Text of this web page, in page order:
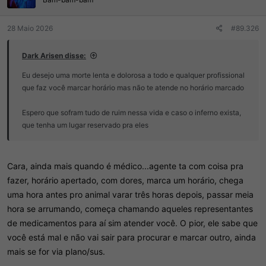
28 Maio 2026 #89.326
Dark Arisen disse:
Eu desejo uma morte lenta e dolorosa a todo e qualquer profissional
que faz você marcar horário mas não te atende no horário marcado
Espero que sofram tudo de ruim nessa vida e caso o inferno exista,
que tenha um lugar reservado pra eles
Cara, ainda mais quando é médico...agente ta com coisa pra
fazer, horário apertado, com dores, marca um horário, chega
uma hora antes pro animal varar três horas depois, passar meia
hora se arrumando, começa chamando aqueles representantes
de medicamentos para aí sim atender você. O pior, ele sabe que
você está mal e não vai sair para procurar e marcar outro, ainda
mais se for via plano/sus.